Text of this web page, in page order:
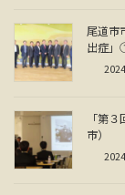
尾道市
出症」
「第
市）